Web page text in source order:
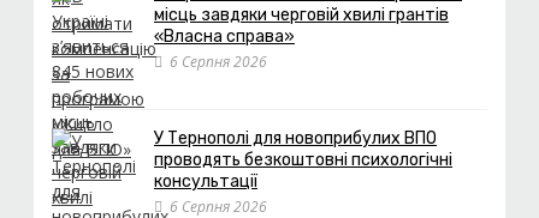
місць завдяки черговій хвилі грантів
«Власна справа»
6 Серпня 2026
У Тернополі для новоприбулих ВПО
проводять безкоштовні психологічні
консультації
6 Серпня 2026